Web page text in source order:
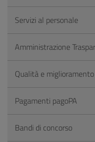
Servizi al personale
Amministrazione
Qualità e miglioramento
Pagamenti pagoPA
Bandi di concorso